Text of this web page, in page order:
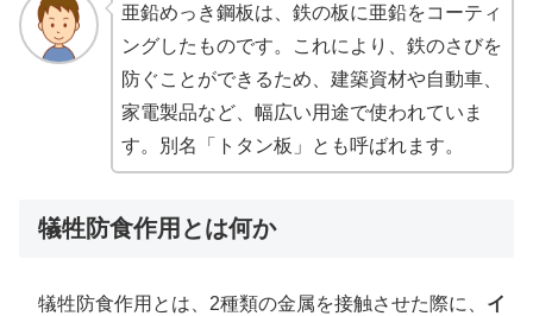
亜鉛めっき鋼板は、鉄の板に亜鉛をコーティ
ングしたものです。これにより、鉄のさびを
防ぐことができるため、建築資材や自動車、
家電製品など、幅広い用途で使われていま
す。別名「トタン板」とも呼ばれます。
犠牲防食作用とは何か
犠牲防食作用とは、2種類の金属を接触させた際に、 イ